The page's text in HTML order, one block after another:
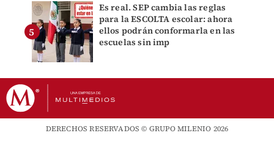
Es real. SEP cambia las reglas
para la ESCOLTA escolar: ahora
ellos podrán conformarla en las
escuelas sin imp
DERECHOS RESERVADOS © GRUPO MILENIO 2026